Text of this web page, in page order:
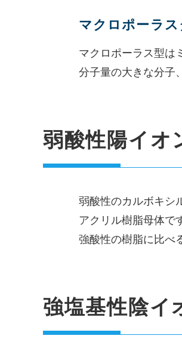
マクロポーラ
マクロポーラス型は
分子量の大きな分子
弱酸性陽イオ
弱酸性のカルボキシ
アクリル樹脂母体で
強酸性の樹脂に比べ
強塩基性陰イ